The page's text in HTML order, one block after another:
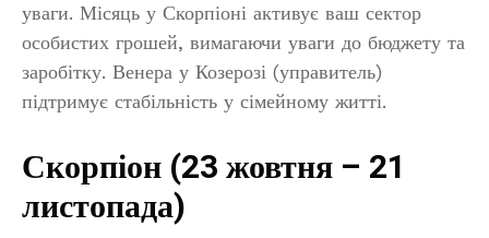
уваги. Місяць у Скорпіоні активує ваш сектор
особистих грошей, вимагаючи уваги до бюджету та
заробітку. Венера у Козерозі (управитель)
підтримує стабільність у сімейному житті.
Скорпіон (23 жовтня – 21
листопада)